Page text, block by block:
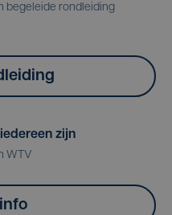
begeleide rondleiding
zijn
WTV